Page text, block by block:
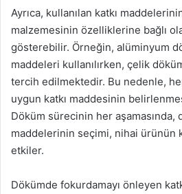
Ayrıca, kullanılan katkı
malzemesinin özelliklerine bağlı
gösterebilir. Örneğin, alüminyum
maddeleri kullanılırken, çelik
tercih edilmektedir. Bu nedenle,
uygun katkı maddesinin
Döküm sürecinin her aşamasında,
maddelerinin seçimi, nihai ürünün
etkiler.
Dökümde fokurdamayı önleyen